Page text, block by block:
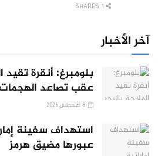
آخر الأخبار
بلومبرغ: أنقرة تقيد
عقب تصاعد
استهداف سفينة
عبورها مضيق هرمز